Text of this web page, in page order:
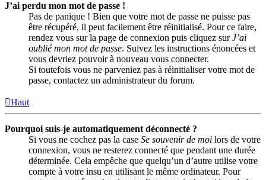
J’ai perdu mon mot de passe !
Pas de panique ! Bien que votre mot de passe ne puisse pas
être récupéré, il peut facilement être réinitialisé. Pour ce faire,
rendez vous sur la page de connexion puis cliquez surJ’ai
oublié mon mot de passe. Suivez les instructions énoncées et
vous devriez pouvoir à nouveau vous connecter.
Si toutefois vous ne parveniez pas à réinitialiser votre mot de
passe, contactez un administrateur du forum.
Haut
Pourquoi suis-je automatiquement déconnecté ?
Si vous ne cochez pas la case Se souvenir de moi lors de votre
connexion, vous ne resterez connecté que pendant une durée
déterminée. Cela empêche que quelqu’un d’autre utilise votre
compte à votre insu en utilisant le même ordinateur. Pour